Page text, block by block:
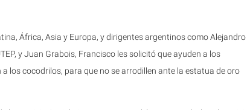
África, Asia y Europa, y dirigentes argentinos como Alejandro
y Juan Grabois, Francisco les solicitó que ayuden a los
a los cocodrilos, para que no se arrodillen ante la estatua de oro